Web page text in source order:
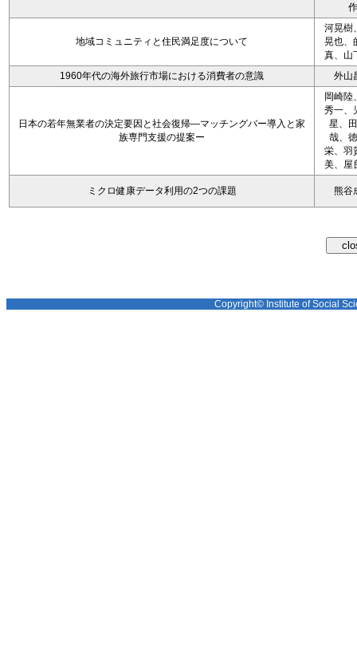
作
地域コミュニティと住民満足度について
河晃樹
晃也、
真、山
1960年代の海外旅行市場における消費者の意識
外山
日本の若年無業者の決定要因と社会復帰―マッチングバー導入と家
族専門支援の提案ー
岡崎陸
秀一、
星、
哉、
栄、羽
美、屋
ミクロ健康データ利用の2つの課題 熊谷
Copyright© Institute of Social